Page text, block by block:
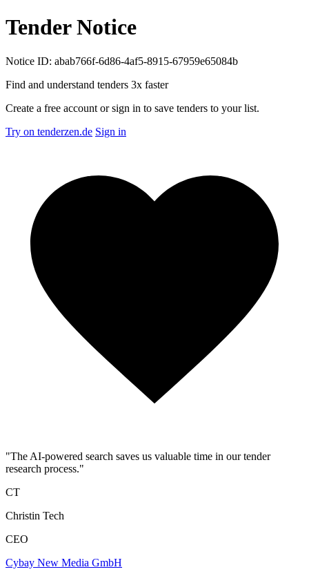
Tender Notice
Notice ID: abab766f-6d86-4af5-8915-67959e65084b
Find and understand tenders 3x faster
Create a free account or sign in to save tenders to your list.
Try on tenderzen.de Sign in
"The AI-powered search saves us valuable time in our tender
research process."
CT
Christin Tech
CEO
Cybay New Media GmbH